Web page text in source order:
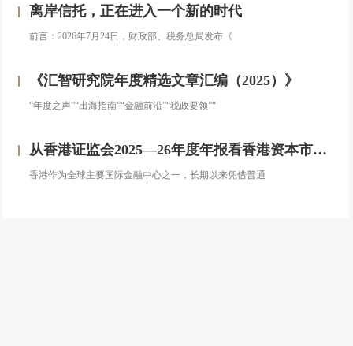
离岸信托，正在进入一个新的时代
前言：2026年7月24日，财政部、税务总局发布《
《汇智研究院年度精选文章汇编（2025）》
“年度之声”“出海指南”“金融前沿”“税政要领”“
从香港证监会2025—26年度年报看香港资本市场发展的新方向
香港作为全球主要国际金融中心之一，长期以来凭借普通